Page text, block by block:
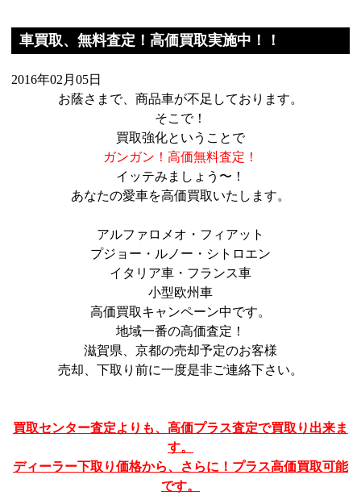
車買取、無料査定！高価買取実施中！！
2016年02月05日
お蔭さまで、商品車が不足しております。
そこで！
買取強化ということで
ガンガン！高価無料査定！
イッテみましょう〜！
あなたの愛車を高価買取いたします。
アルファロメオ・フィアット
プジョー・ルノー・シトロエン
イタリア車・フランス車
小型欧州車
高価買取キャンペーン中です。
地域一番の高価査定！
滋賀県、京都の売却予定のお客様
売却、下取り前に一度是非ご連絡下さい。
買取センター査定よりも、高価プラス査定で買取り出来ま
す。
ディーラー下取り価格から、さらに！プラス高価買取可能
です。